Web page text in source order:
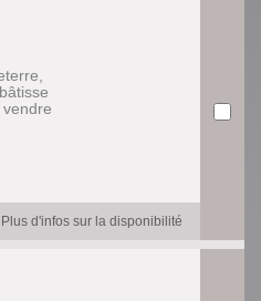
Plus d'infos sur la disponibilité